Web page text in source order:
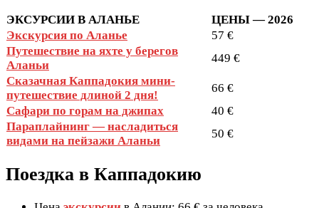
ЭКСУРСИИ В АЛАНЬЕ
ЦЕНЫ — 2026
Экскурсия по Аланье
57 €
Путешествие на яхте у берегов
Аланьи
449 €
Сказачная Каппадокия мини-
путешествие длиной 2 дня!
66 €
Сафари по горам на джипах
40 €
Параплайнинг — насладиться
видами на пейзажи Аланьи
50 €
Поездка в Каппадокию